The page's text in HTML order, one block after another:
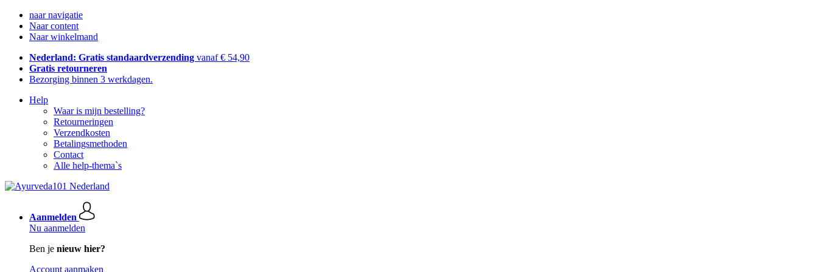
naar navigatie
Naar content
Naar winkelmand
Nederland: Gratis standaardverzending vanaf € 54,90
Gratis retourneren
Bezorging binnen 3 werkdagen.
Help
Waar is mijn bestelling?
Retourneringen
Verzendkosten
Betalingsmethoden
Contact
Alle help-thema`s
Aanmelden
Nu aanmelden
Ben je nieuw hier?
Account aanmaken